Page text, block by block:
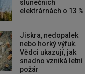
slunečních
elektrárnách o 13 %
Jiskra, nedopalek
nebo horký výfuk.
Vědci ukazují, jak
snadno vzniká letní
požár